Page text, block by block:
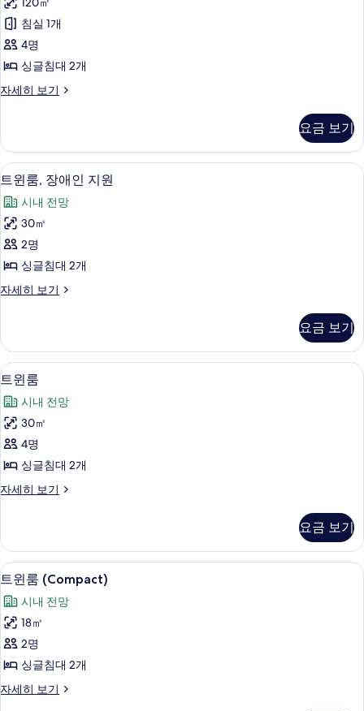
기
히
보
기
침
실
1
개
사
모
두
보
기
침실 1개
4명
싱글침대 2개
자세히 보기
스
실
개
세
히
기
요금 보기
트
윈
룸,
장
애
인
지
사
진
모
두
보
기
트윈룸, 장애인 지원 | 객실 내 금고, 암
5
트윈룸, 장애인 지원
시내 전망
30㎡
2명
싱글침대 2개
자세히 보기
트
애
인
지
자
세
보
기
요금 보기
트
윈
룸
사
진
모
두
기
객실 내 금고, 암막 커튼, 방음 설비, 무
7
트윈룸
시내 전망
30㎡
4명
싱글침대 2개
자세히 보기
트
세
히
보
요금 보기
트
윈
룸
(Compact)
사
진
모
트윈룸 (Compact) | 객실 내 금고, 암
6
트윈룸 (Compact)
시내 전망
18㎡
2명
싱글침대 2개
자세히 보기
트